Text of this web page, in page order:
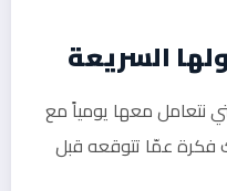
السريعة
نتعامل معها يومياً مع
فكرة عمّا تتوقعه قبل